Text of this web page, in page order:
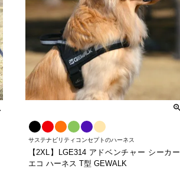
サステナビリティコンセプトのハーネス
【2XL】LGE314 アドベンチャー シーカー
エコ ハーネス T型 GEWALK